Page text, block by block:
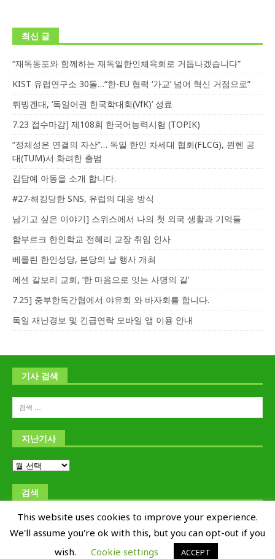
최신 글
“재독동포와 함께하는 재독일한인체육회로 거듭나겠습니다”
KIST 유럽연구소 30돌…“한-EU 협력 ‘가교’ 넘어 혁신 거점으로”
튀빙겐대, ‘독일어권 한국학대회(VfK)’ 성료
7.23 접수마감] 제108회 한국어능력시험 (TOPIK)
“정체성은 연결의 자산”… 독일 한인 차세대 협회(FLCG), 뮌헨 공
대(TUM)서 화려한 출범
김담예 아동을 소개 합니다.
#27-해킹당한 SNS, 유럽의 대응 방식
남기고 싶은 이야기] 스위스에서 나의 첫 외국 생활과 기억들
함부르크 한인학교 전혜리 교장 취임 인사
베를린 한인성당, 본당의 날 행사 개최
에센 갈보리 교회, ‘한 마음으로 잇는 사명의 길’
7.25] 중부한독간협에서 야유회 와 바자회를 합니다.
독일 재난경보 및 긴급연락 모바일 앱 이용 안내
기사 검색
지난기사
검색
This website uses cookies to improve your experience.
We'll assume you're ok with this, but you can opt-out if you
wish.
Cookie settings ACCEPT